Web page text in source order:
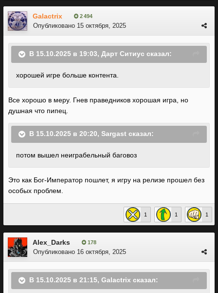
Galactrix 2 494
Опубликовано 15 октября, 2025
В 15.10.2025 в 19:03, Дарт Ситиус сказал:
хорошей игре больше контента.
Все хорошо в меру. Гнев праведников хорошая игра, но
душная что пипец.
В 15.10.2025 в 20:20, Sargast сказал:
потом вышел неиграбельный баговоз
Это как Бог-Император пошлет, я игру на релизе прошел без
особых проблем.
1 1 1
Alex_Darks 178
Опубликовано 16 октября, 2025
В 15.10.2025 в 21:15, Galactrix сказал: